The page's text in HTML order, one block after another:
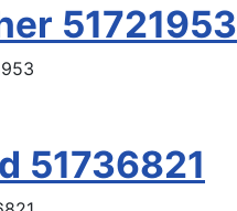
51721953
51736821